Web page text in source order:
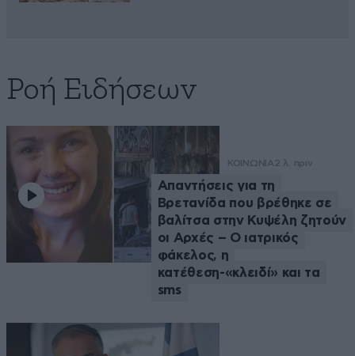
Ροή Ειδήσεων
ΚΟΙΝΩΝΙΑ2 λ. πριν
Απαντήσεις για τη
Βρετανίδα που βρέθηκε σε
βαλίτσα στην Κυψέλη ζητούν
οι Αρχές – Ο ιατρικός
φάκελος, η
κατέθεση-«κλειδί» και τα
sms